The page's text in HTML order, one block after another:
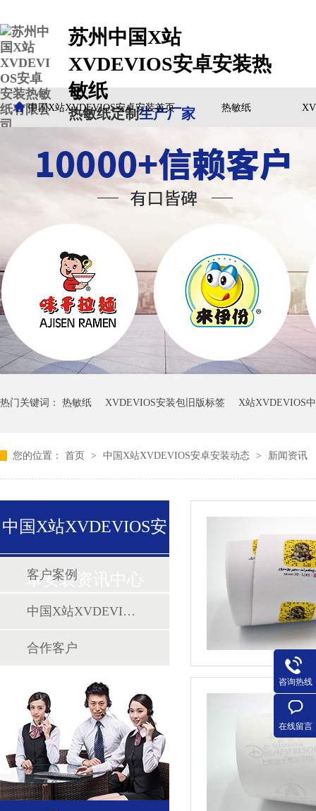
苏州中国X站
XVDEVIOS安卓安装热
敏纸
热敏纸定制生产厂家
中国X站XVDEVIOS安卓安装首页 热敏纸
客户案例 中国X站XVDEVIOS安卓安装动态
热门关键词： 热敏纸 XVDEVIOS安装包旧版标签 X站XVDEVIOS
您的位置： 首页 > 中国X站XVDEVIOS安卓安装动态 > 新闻资讯
中国X站XVDEVIOS安
卓安装资讯中心
客户案例
中国X站XVDEVIOS安卓安装动态
合作客户
咨询热线
在线留言